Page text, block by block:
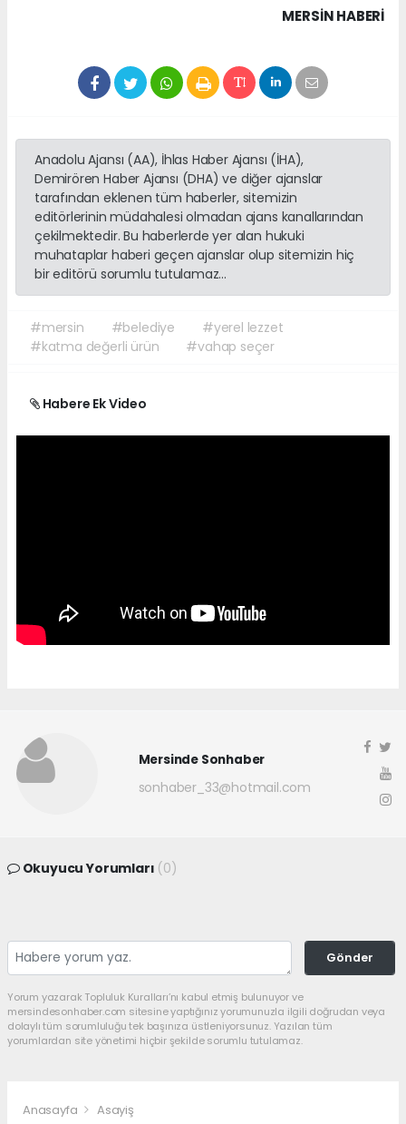
MERSIN HABERİ
Anadolu Ajansı (AA), İhlas Haber Ajansı (İHA),
Demirören Haber Ajansı (DHA) ve diğer ajanslar
tarafından eklenen tüm haberler, sitemizin
editörlerinin müdahalesi olmadan ajans kanallarından
çekilmektedir. Bu haberlerde yer alan hukuki
muhataplar haberi geçen ajanslar olup sitemizin hiç
bir editörü sorumlu tutulamaz...
#mersin #belediye
#yerel lezzet
#katma değerli ürün
#vahap seçer
Habere Ek Video
Mersinde Sonhaber
sonhaber_33@hotmail.com
Okuyucu Yorumları (0)
Gönder
Yorum yazarak Topluluk Kuralları’nı kabul etmiş bulunuyor ve
mersindesonhaber.com sitesine yaptığınız yorumunuzla ilgili doğrudan veya
dolaylı tüm sorumluluğu tek başınıza üstleniyorsunuz. Yazılan tüm
yorumlardan site yönetimi hiçbir şekilde sorumlu tutulamaz.
Anasayfa Asayiş